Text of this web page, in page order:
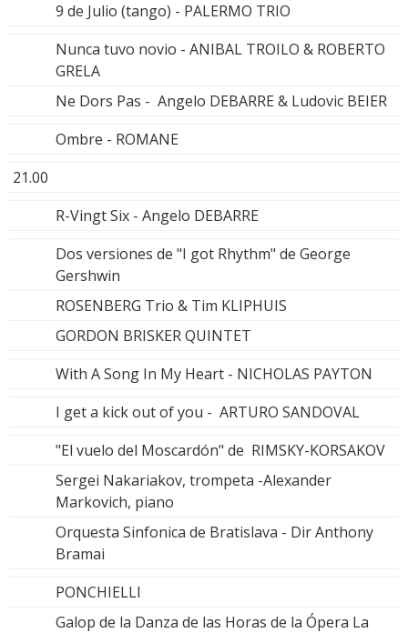
9 de Julio (tango) - PALERMO TRIO
Nunca tuvo novio - ANIBAL TROILO & ROBERTO
GRELA
Ne Dors Pas - Angelo DEBARRE & Ludovic BEIER
Ombre - ROMANE
21.00
R-Vingt Six - Angelo DEBARRE
Dos versiones de "I got Rhythm" de George
Gershwin
ROSENBERG Trio & Tim KLIPHUIS
GORDON BRISKER QUINTET
With A Song In My Heart - NICHOLAS PAYTON
I get a kick out of you - ARTURO SANDOVAL
"El vuelo del Moscardón" de RIMSKY-KORSAKOV
Sergei Nakariakov, trompeta -Alexander
Markovich, piano
Orquesta Sinfonica de Bratislava - Dir Anthony
Bramai
PONCHIELLI
Galop de la Danza de las Horas de la Ópera La